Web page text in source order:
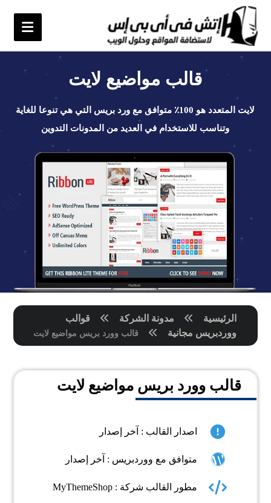
قالب مواضيع لايت
لايت المتعدد هو 100٪ متوافق مع ورد بريس التي هي تنوعا للغاية
وتناسب للاستخدام في العديد من المدونات التدوين
الرئيسية مدونة الشركة
قوالب
ووردبريس مجانية
قالب وورد بريس مواضيع لايت
قالب وورد بريس مواضيع لايت
اصدار القالب : آخر إصدار
متوافق مع ووردبريس : آخر إصدار
مطور القالب شركة : MyThemeShop